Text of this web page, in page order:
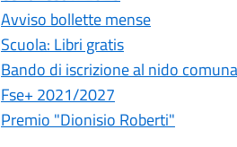
Avviso bollette mense
Scuola: Libri gratis
Bando di iscrizione al nido
Fse+ 2021/2027
Premio "Dionisio Roberti"